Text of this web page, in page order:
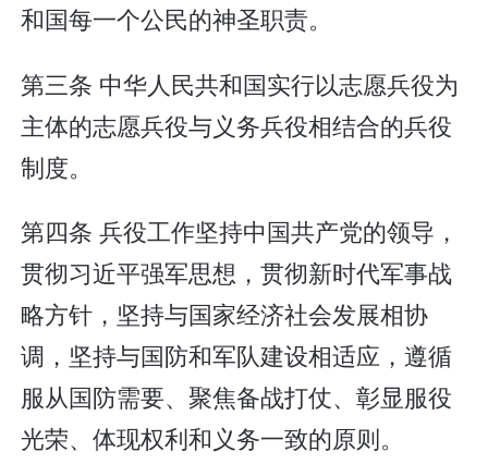
和国每一个公民的神圣职责。
第三条 中华人民共和国实行以志愿兵役为
主体的志愿兵役与义务兵役相结合的兵役
制度。
第四条 兵役工作坚持中国共产党的领导，
贯彻习近平强军思想，贯彻新时代军事战
略方针，坚持与国家经济社会发展相协
调，坚持与国防和军队建设相适应，遵循
服从国防需要、聚焦备战打仗、彰显服役
光荣、体现权利和义务一致的原则。